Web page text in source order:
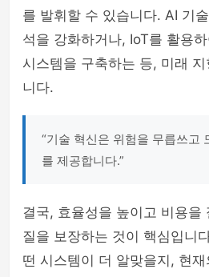
를 발휘할 수 있습니다. AI 기
석을 강화하거나, IoT를 활용
시스템을 구축하는 등, 미래
니다.
“기술 혁신은 위험을 무릅쓰고
를 제공합니다.”
결국, 효율성을 높이고 비용을
질을 보장하는 것이 핵심입니
떤 시스템이 더 알맞을지, 현